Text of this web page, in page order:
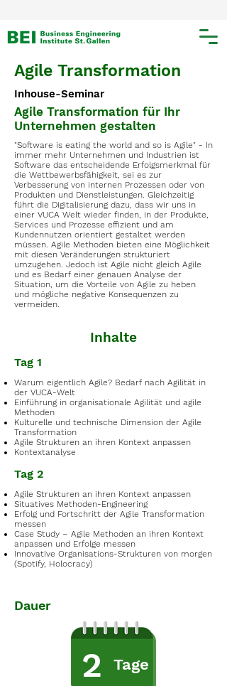
Agile Transformation
Inhouse-Seminar
Agile Transformation für Ihr
Unternehmen gestalten
"Software is eating the world and so is Agile" - In
immer mehr Unternehmen und Industrien ist
Software das entscheidende Erfolgsmerkmal für
die Wettbewerbsfähigkeit, sei es zur
Verbesserung von internen Prozessen oder von
Produkten und Dienstleistungen. Gleichzeitig
führt die Digitalisierung dazu, dass wir uns in
einer VUCA Welt wieder finden, in der Produkte,
Services und Prozesse effizient und am
Kundennutzen orientiert gestaltet werden
müssen. Agile Methoden bieten eine Möglichkeit
mit diesen Veränderungen strukturiert
umzugehen. Jedoch ist Agile nicht gleich Agile
und es Bedarf einer genauen Analyse der
Situation, um die Vorteile von Agile zu heben
und mögliche negative Konsequenzen zu
vermeiden.
Inhalte
Tag 1
Warum eigentlich Agile? Bedarf nach Agilität in
der VUCA-Welt
Einführung in organisationale Agilität und agile
Methoden
Kulturelle und technische Dimension der Agile
Transformation
Agile Strukturen an ihren Kontext anpassen
Kontextanalyse
Tag 2
Agile Strukturen an ihren Kontext anpassen
Situatives Methoden-Engineering
Erfolg und Fortschritt der Agile Transformation
messen
Case Study – Agile Methoden an ihren Kontext
anpassen und Erfolge messen
Innovative Organisations-Strukturen von morgen
(Spotify, Holocracy)
Dauer
Tage
2